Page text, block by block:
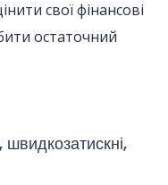
свої фінансові
остаточний
швидкозатискні,